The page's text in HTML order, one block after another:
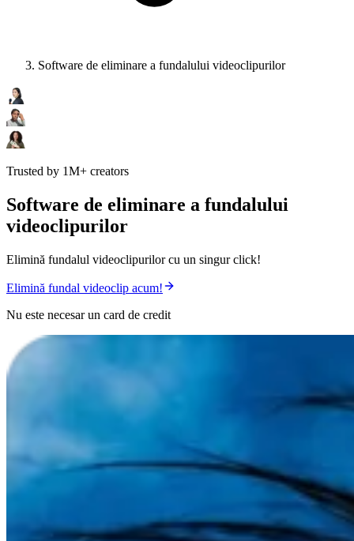
Software de eliminare a fundalului videoclipurilor
Trusted by 1M+ creators
Software de eliminare a fundalului
videoclipurilor
Elimină fundalul videoclipurilor cu un singur click!
Elimină fundal videoclip acum!
Nu este necesar un card de credit